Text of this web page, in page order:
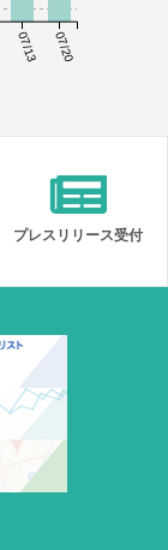
07/13 07/20
プレスリリース受付